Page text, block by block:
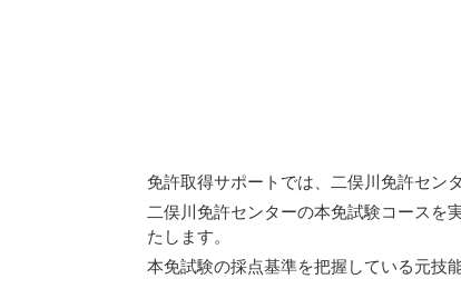
免許取得サポートでは、二俣川免許セン
二俣川免許センターの本免試験コースを
たします。
本免試験の採点基準を把握している元技